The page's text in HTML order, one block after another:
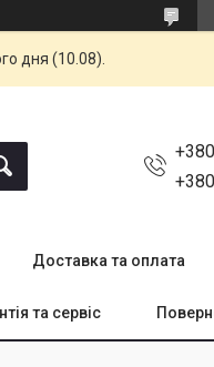
дня (10.08).
Доставка та оплата
та сервіс